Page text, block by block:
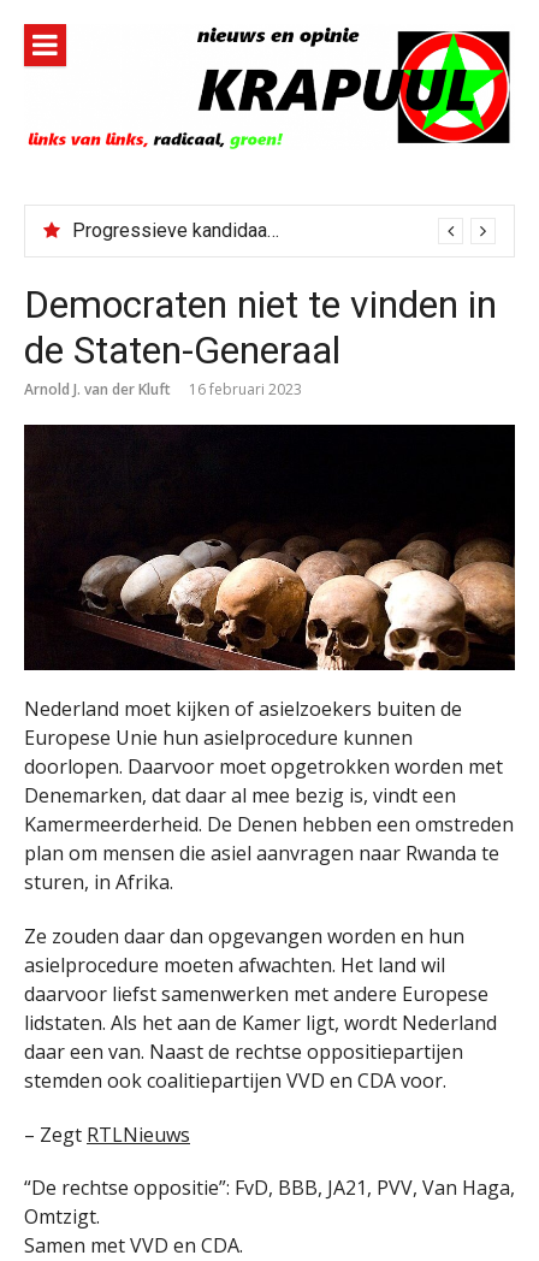
inhoud
Progressieve kandidaat El-Sayed senaatskandidaat Michigan
Democraten niet te vinden in
de Staten-Generaal
Arnold J. van der Kluft 16 februari 2023
Nederland moet kijken of asielzoekers buiten de
Europese Unie hun asielprocedure kunnen
doorlopen. Daarvoor moet opgetrokken worden met
Denemarken, dat daar al mee bezig is, vindt een
Kamermeerderheid. De Denen hebben een omstreden
plan om mensen die asiel aanvragen naar Rwanda te
sturen, in Afrika.
Ze zouden daar dan opgevangen worden en hun
asielprocedure moeten afwachten. Het land wil
daarvoor liefst samenwerken met andere Europese
lidstaten. Als het aan de Kamer ligt, wordt Nederland
daar een van. Naast de rechtse oppositiepartijen
stemden ook coalitiepartijen VVD en CDA voor.
– Zegt RTLNieuws
“De rechtse oppositie”: FvD, BBB, JA21, PVV, Van Haga,
Omtzigt.
Samen met VVD en CDA.